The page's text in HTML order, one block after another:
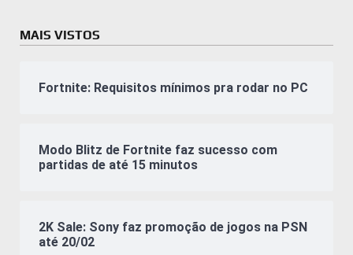
MAIS VISTOS
Fortnite: Requisitos mínimos pra rodar no PC
Modo Blitz de Fortnite faz sucesso com
partidas de até 15 minutos
2K Sale: Sony faz promoção de jogos na PSN
até 20/02